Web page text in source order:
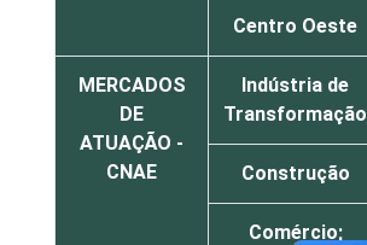
Centro Oeste
MERCADOS
DE
ATUAÇÃO -
CNAE
Indústria de
Transformação
Construção
Comércio;